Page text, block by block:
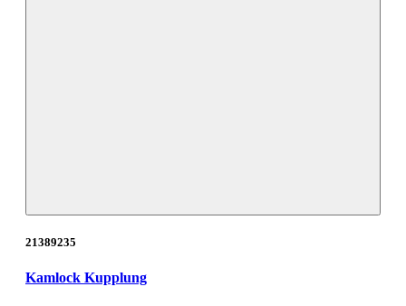
21389235
Kamlock Kupplung